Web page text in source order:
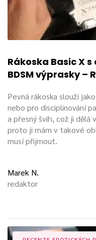
Rákoska Basic X
BDSM výprasky –
Pevná rákoska slouží
nebo pro disciplinování
a přesný švih, což ji dělá
proto ji mám v takové
musí přijmout.
Marek N.
redaktor